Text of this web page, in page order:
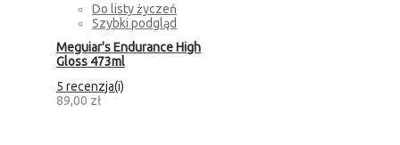
Do listy życzeń
Szybki podgląd
Meguiar's Endurance High
Gloss 473ml
5 recenzja(i)
89,00 zł